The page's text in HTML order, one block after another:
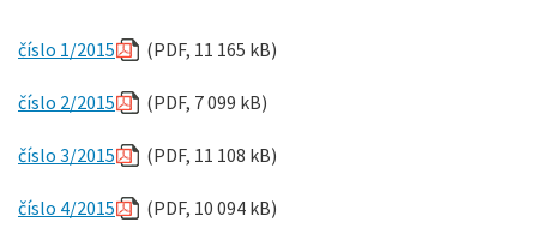
číslo 1/2015 (PDF, 11 165 kB)
číslo 2/2015 (PDF, 7 099 kB)
číslo 3/2015 (PDF, 11 108 kB)
číslo 4/2015 (PDF, 10 094 kB)